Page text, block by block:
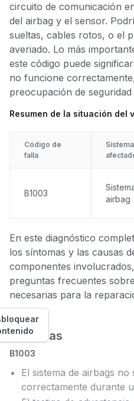
circuito de comunicación
del airbag y el sensor.
sueltas, cables rotos, o el
averiado. Lo más
este código puede
no funcione
preocupación de
Resumen de la situación del
Código de
falla
Sistema
B1003
airbag
En este diagnóstico
los síntomas y las causas
componentes
preguntas frecuentes
necesarias para la
Síntomas
B1003
El sistema de airbags no
correctamente durante